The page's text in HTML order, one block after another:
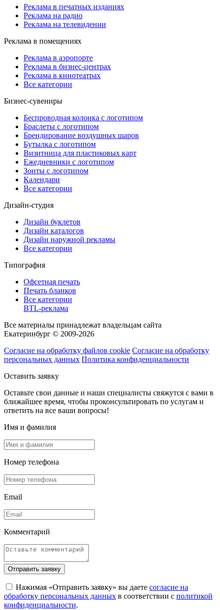
Реклама в печатных изданиях
Реклама на радио
Реклама на телевидении
Реклама в помещениях
Реклама в аэропорте
Реклама в бизнес-центрах
Реклама в кинотеатрах
Все категории
Бизнес-сувениры
Беспроводная колонка с логотипом
Браслеты с логотипом
Брендирование воздушных шаров
Бутылка с логотипом
Визитница для пластиковых карт
Ежедневники с логотипом
Зонты с логотипом
Календари
Все категории
Дизайн-студия
Дизайн буклетов
Дизайн каталогов
Дизайн наружной рекламы
Все категории
Типография
Офсетная печать
Печать бланков
Все категории
BTL-реклама
Все материалы принадлежат владельцам сайта
Екатеринбург © 2009-2026
Согласие на обработку файлов cookie Согласие на обработку
персональных данных Политика конфиденциальности
Оставить заявку
Оставьте свои данные и наши специалисты свяжутся с вами в
ближайшее время, чтобы проконсультировать по услугам и
ответить на все ваши вопросы!
Имя и фамилия
Номер телефона
Email
Комментарий
Отправить заявку
Нажимая «Отправить заявку» вы даете согласие на
обработку персональных данных в соответствии с политикой
конфиденциальности.